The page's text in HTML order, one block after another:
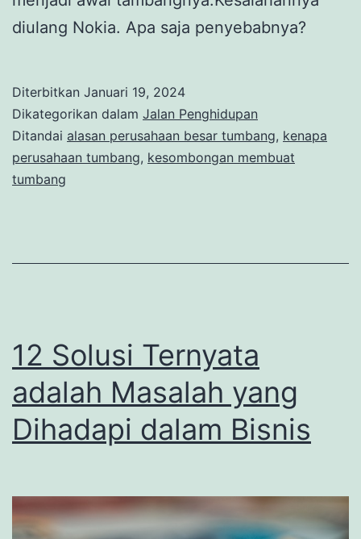
diulang Nokia. Apa saja penyebabnya?
Diterbitkan Januari 19, 2024
Dikategorikan dalam Jalan Penghidupan
Ditandai alasan perusahaan besar tumbang, kenapa
perusahaan tumbang, kesombongan membuat
tumbang
12 Solusi Ternyata
adalah Masalah yang
Dihadapi dalam Bisnis